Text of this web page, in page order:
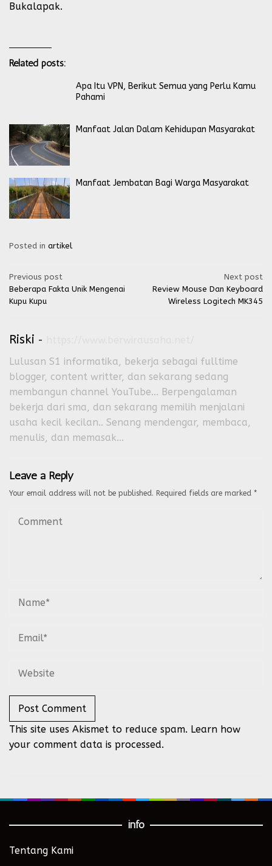
Bukalapak.
Related posts:
Apa Itu VPN, Berikut Semua yang Perlu Kamu
Pahami
Manfaat Jalan Dalam Kehidupan Masyarakat
Manfaat Jembatan Bagi Warga Masyarakat
Posted in artikel
Post
navigation
Previous post
Beberapa Fakta Unik Mengenai
Kupu Kupu
Next post
Review Mouse Dan Keyboard
Wireless Logitech MK345
Riski -
Lulusan S1 informatika, bekerja sebagai fulltime
blogger, content writter, dan sekarang sedang
membangun channel YouTube... Berpengalaman
bekerja dari sma, dan sekarang memilih menjalani
usaha kecil kecilan.. Senang mendengar, membaca,
menulis, dan memasak...
Leave a Reply
Your email address will not be published. Required fields are marked *
This site uses Akismet to reduce spam. Learn how
your comment data is processed.
info
Tentang Kami